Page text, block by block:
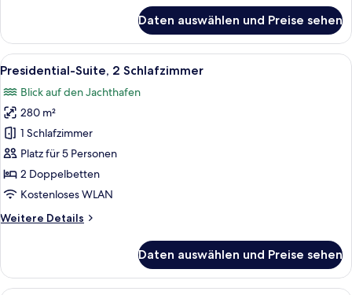
anzeigen
Suite,
1 King-
Bett
Schlafsofa,
Turm
(City
View)
Daten auswählen und Preise sehen
Alle
Fotos
für
Presidential-
Suite,
2 Schlafzimmer
anzeigen
Ein Hotelzimmer mit einem großen
5
Presidential-Suite, 2 Schlafzimmer
Blick auf den Jachthafen
280 m²
1 Schlafzimmer
Platz für 5 Personen
2 Doppelbetten
Kostenloses WLAN
Weitere Details
Weitere
Suite,
2 Schlafzimmer
Daten auswählen und Preise sehen